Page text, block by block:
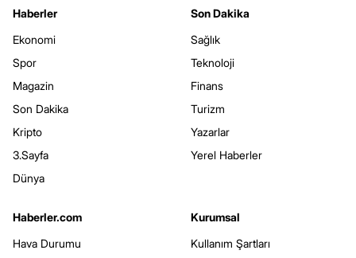
Haberler
Ekonomi
Spor
Magazin
Son Dakika
Kripto
3.Sayfa
Dünya
Son Dakika
Sağlık
Teknoloji
Finans
Turizm
Yazarlar
Yerel Haberler
Haberler.com
Hava Durumu
Kurumsal
Kullanım Şartları